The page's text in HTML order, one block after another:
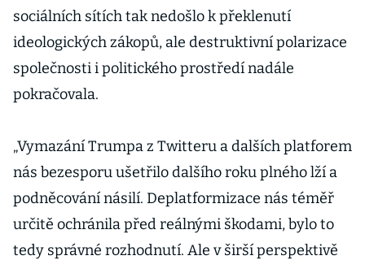
sociálních sítích tak nedošlo k překlenutí
ideologických zákopů, ale destruktivní polarizace
společnosti i politického prostředí nadále
pokračovala.
„Vymazání Trumpa z Twitteru a dalších platforem
nás bezesporu ušetřilo dalšího roku plného lží a
podněcování násilí. Deplatformizace nás téměř
určitě ochránila před reálnými škodami, bylo to
tedy správné rozhodnutí. Ale v širší perspektivě